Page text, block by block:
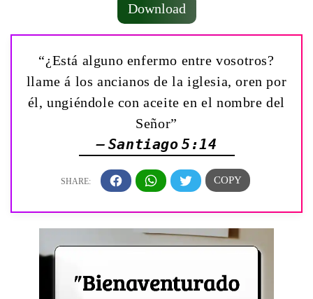
Download
“¿Está alguno enfermo entre vosotros?
llame á los ancianos de la iglesia, oren por
él, ungiéndole con aceite en el nombre del
Señor”
— Santiago 5:14